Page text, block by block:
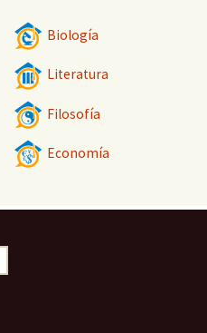
Biología
Literatura
Filosofía
Economía